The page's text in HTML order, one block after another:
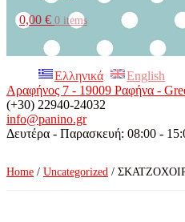
0,00 € 0 items
Ελληνικά
English
Αραφήνος 7 - 19009 Ραφήνα -
(+30) 22940-24032
info@panino.gr
Δευτέρα - Παρασκευή: 08:00 -
Home / Uncategorized /